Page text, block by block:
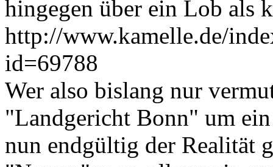
hingegen über ein Lob als
http://www.kamelle.de/
id=69788
Wer also bislang nur
"Landgericht Bonn" um
nun endgültig der Realität